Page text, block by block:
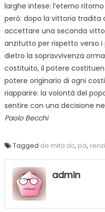
larghe intese: l’eterno
però: dopo la vittoria tradita
accettare una seconda
anzitutto per rispetto verso
dietro la sopravvivenza
costituito, il potere
potere originario di ogni
riapparire: la volontà del
sentire con una decisione
Paolo Becchi
Tagged de mita.dc, pd, renzi
admin